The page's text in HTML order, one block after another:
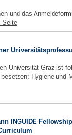
und das
Seite.
Universität Graz ist
Hygiene und
INGUIDE